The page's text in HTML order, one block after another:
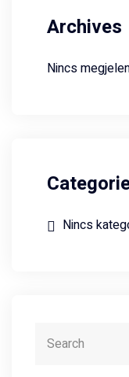
Archives
Nincs
Nincs